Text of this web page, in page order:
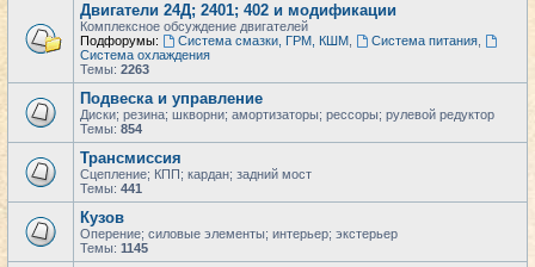
Двигатели 24Д; 2401; 402 и модификации
Комплексное обсуждение двигателей
Подфорумы:
Система смазки, ГРМ, КШМ, Система питания,
Система охлаждения
Темы: 2263
Подвеска и управление
Диски; резина; шкворни; амортизаторы; рессоры; рулевой редуктор
Темы: 854
Трансмиссия
Сцепление; КПП; кардан; задний мост
Темы: 441
Кузов
Оперение; силовые элементы; интерьер; экстерьер
Темы: 1145